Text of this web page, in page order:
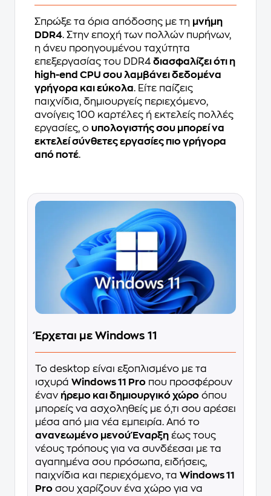
Σπρώξε τα όρια απόδοσης με τη μνήμη
DDR4. Στην εποχή των πολλών πυρήνων,
η άνευ προηγουμένου ταχύτητα
επεξεργασίας του DDR4διασφαλίζει ότι η
high-end CPU σου λαμβάνει δεδομένα
γρήγορα και εύκολα. Είτε παίζεις
παιχνίδια, δημιουργείς περιεχόμενο,
ανοίγεις 100 καρτέλες ή εκτελείς πολλές
εργασίες, ο υπολογιστής σου μπορεί να
εκτελεί σύνθετες εργασίες πιο γρήγορα
από ποτέ.
Έρχεται με Windows 11
Το desktop είναι εξοπλισμένο με τα
ισχυρά Windows 11 Pro που προσφέρουν
έναν ήρεμο και δημιουργικό χώρο όπου
μπορείς να ασχοληθείς με ό,τι σου αρέσει
μέσα από μια νέα εμπειρία. Από το
ανανεωμένο μενού Έναρξη έως τους
νέους τρόπους για να συνδέεσαι με τα
αγαπημένα σου πρόσωπα, ειδήσεις,
παιχνίδια και περιεχόμενο, τα Windows 11
Pro σου χαρίζουν ένα χώρο για να